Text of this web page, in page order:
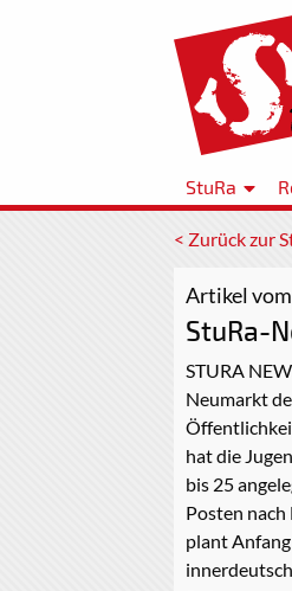
StuRa
< Zurück zur
Artikel
StuRa-
STURA
Neumarkt
hat die
bis 25
Posten
plant